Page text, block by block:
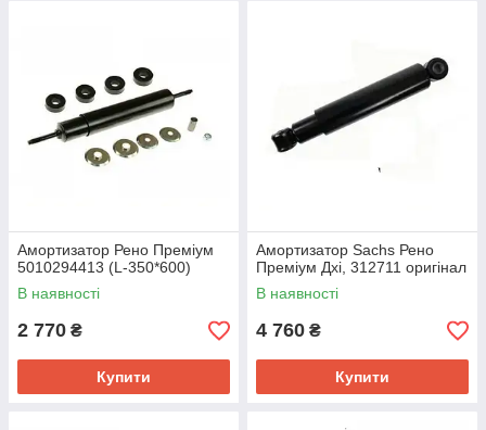
Амортизатор Рено Преміум
5010294413 (L-350*600)
В наявності
2 770 ₴
Купити
Амортизатор Sachs Рено
Преміум Дхі, 312711 оригінал
В наявності
4 760 ₴
Купити